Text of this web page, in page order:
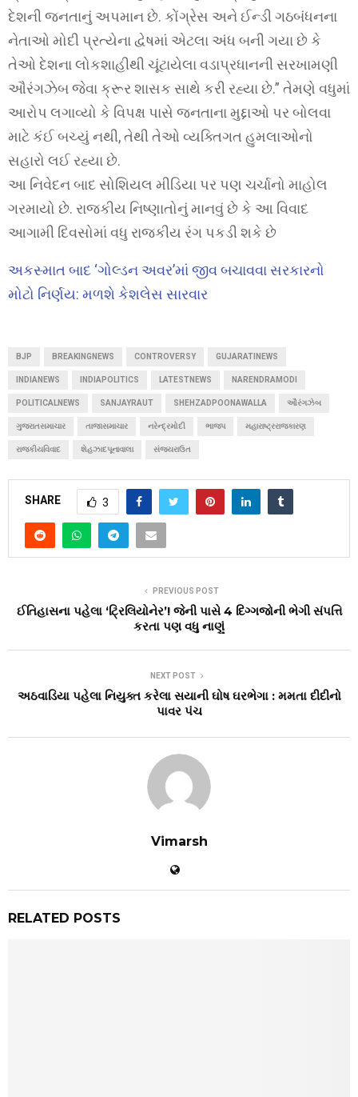
દેશની જનતાનું અપમાન છે. કોંગ્રેસ અને ઈન્ડી ગઠબંધનના
નેતાઓ મોદી પ્રત્યેના દ્વેષમાં એટલા અંધ બની ગયા છે કે
તેઓ દેશના લોકશાહીથી ચૂંટાયેલા વડાપ્રધાનની સરખામણી
ઔરંગઝેબ જેવા ક્રૂર શાસક સાથે કરી રહ્યા છે.” તેમણે વધુમાં
આરોપ લગાવ્યો કે વિપક્ષ પાસે જનતાના મુદ્દાઓ પર બોલવા
માટે કંઈ બચ્યું નથી, તેથી તેઓ વ્યક્તિગત હુમલાઓનો
સહારો લઈ રહ્યા છે.
આ નિવેદન બાદ સોશિયલ મીડિયા પર પણ ચર્ચાનો માહોલ
ગરમાયો છે. રાજકીય નિષ્ણાતોનું માનવું છે કે આ વિવાદ
આગામી દિવસોમાં વધુ રાજકીય રંગ પકડી શકે છે
અકસ્માત બાદ ‘ગોલ્ડન અવર’માં જીવ બચાવવા સરકારનો
મોટો નિર્ણય: મળશે કેશલેસ સારવાર
BJP BREAKINGNEWS CONTROVERSY GUJARATINEWS
INDIANEWS INDIAPOLITICS LATESTNEWS NARENDRAMODI
POLITICALNEWS SANJAYRAUT SHEHZADPOONAWALLA ઔરંગઝેબ
ગુજરાતસમાચાર તાજાસમાચાર નરેન્દ્રમોદી ભાજપ મહારાષ્ટ્રરાજકારણ
રાજકીયવિવાદ શેહઝાદપૂનાવાલા સંજયરાઉત
SHARE 3
PREVIOUS POST
ઈતિહાસના પહેલા ‘ટ્રિલિયોનેર’! જેની પાસે 4 દિગ્ગજોની ભેગી સંપત્તિ
કરતા પણ વધુ નાણું
NEXT POST
અઠવાડિયા પહેલા નિયુક્ત કરેલા સયાની ઘોષ ઘરભેગા : મમતા દીદીનો
પાવર પંચ
Vimarsh
RELATED POSTS